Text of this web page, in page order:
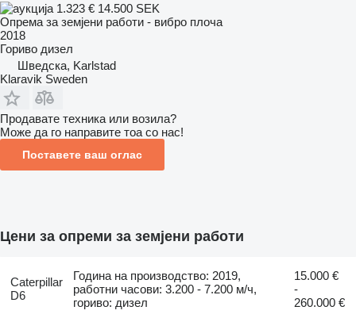
1.323 € 14.500 SEK
Опрема за земјени работи - вибро плоча
2018
Гориво дизел
Шведска, Karlstad
Klaravik Sweden
Продавате техника или возила?
Може да го направите тоа со нас!
Поставете ваш оглас
Цени за опреми за земјени работи
Caterpillar
D6
Година на производство: 2019,
работни часови: 3.200 - 7.200 м/ч,
гориво: дизел
15.000 €
-
260.000 €